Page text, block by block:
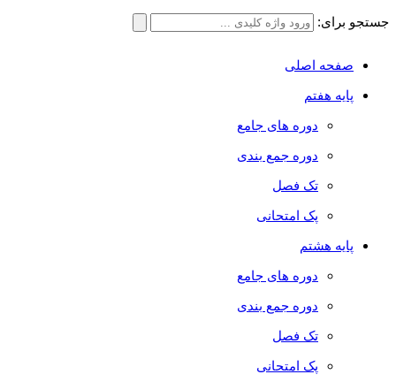
جستجو برای:
صفحه اصلی
پایه هفتم
دوره های جامع
دوره جمع بندی
تک فصل
پک امتحانی
پایه هشتم
دوره های جامع
دوره جمع بندی
تک فصل
پک امتحانی